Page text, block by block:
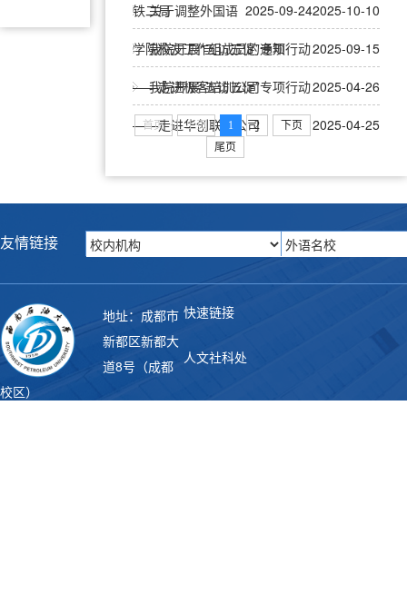
2025-10-10
铁二局 2025-09-24
关于调整外国语
学院校友工作组成员的通知 2025-09-15
我院开展“五访五促”专项行动
——走进极客培训公司 2025-04-26
我院开展“五访五促”专项行动
——走进华创联合公司 2025-04-25
首页 上页 1 2
下页
尾页
友情链接
地址：成都市
新都区新都大
道8号（成都
校区）
快速链接
人文社科处